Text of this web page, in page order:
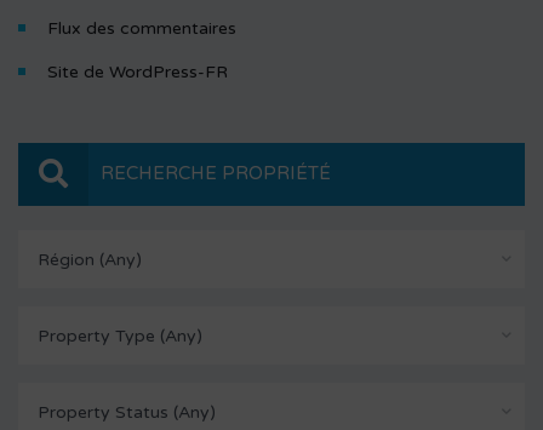
Flux des commentaires
Site de WordPress-FR
RECHERCHE PROPRIÉTÉ
Région (Any)
Property Type (Any)
Property Status (Any)